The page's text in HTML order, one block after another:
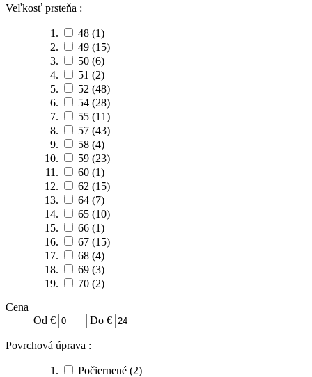
Veľkosť prsteňa :
48 (1)
49 (15)
50 (6)
51 (2)
52 (48)
54 (28)
55 (11)
57 (43)
58 (4)
59 (23)
60 (1)
62 (15)
64 (7)
65 (10)
66 (1)
67 (15)
68 (4)
69 (3)
70 (2)
Cena
Od €
Do €
Povrchová úprava :
Počiernené (2)